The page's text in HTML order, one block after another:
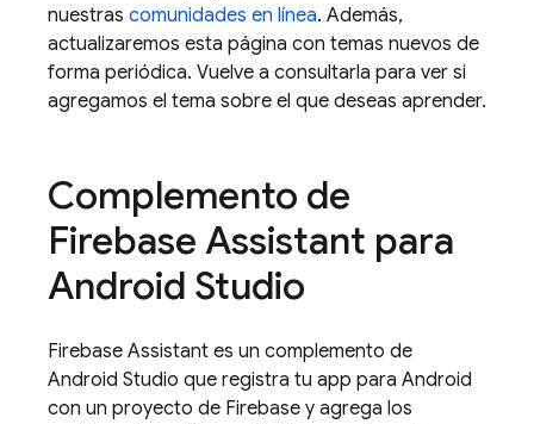
nuestras comunidades en línea. Además,
actualizaremos esta página con temas nuevos de
forma periódica. Vuelve a consultarla para ver si
agregamos el tema sobre el que deseas aprender.
Complemento de
Firebase Assistant para
Android Studio
Firebase Assistant es un complemento de
Android Studio que registra tu app para Android
con un proyecto de Firebase y agrega los